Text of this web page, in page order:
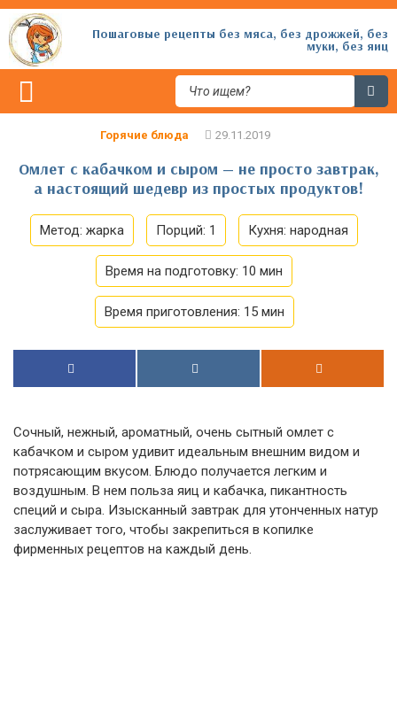
Пошаговые рецепты без мяса, без дрожжей, без
муки, без яиц
Горячие блюда
Омлет с кабачком и сыром — не просто завтрак,
а настоящий шедевр из простых продуктов!
Метод: жарка Порций: 1 Кухня: народная
Время на подготовку: 10 мин
Время приготовления: 15 мин
Сочный, нежный, ароматный, очень сытный омлет с
кабачком и сыром удивит идеальным внешним видом и
потрясающим вкусом. Блюдо получается легким и
воздушным. В нем польза яиц и кабачка, пикантность
специй и сыра. Изысканный завтрак для утонченных натур
заслуживает того, чтобы закрепиться в копилке
фирменных рецептов на каждый день.